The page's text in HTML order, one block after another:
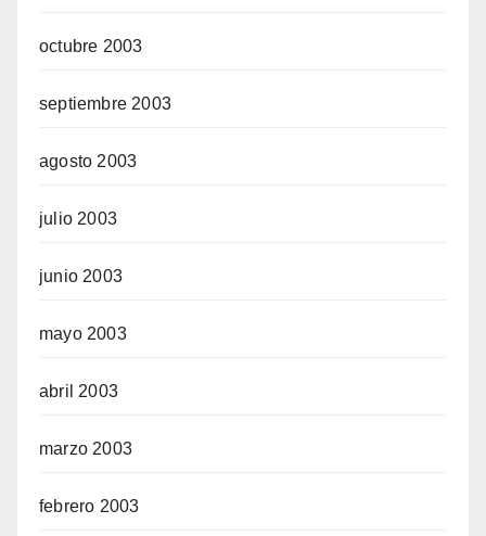
octubre 2003
septiembre 2003
agosto 2003
julio 2003
junio 2003
mayo 2003
abril 2003
marzo 2003
febrero 2003